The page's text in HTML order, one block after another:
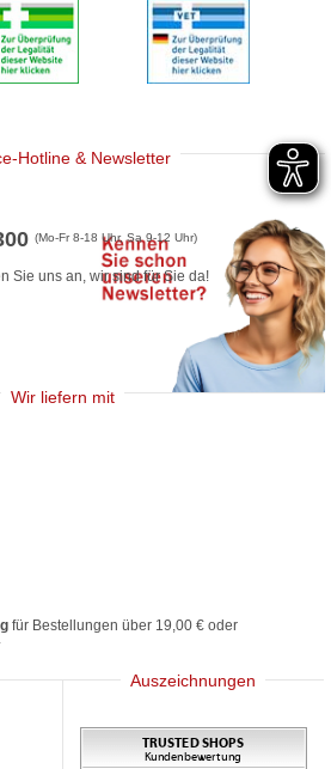
Hotline & Newsletter
(Mo-Fr 8-18 Uhr, Sa 9-12 Uhr)
Sie uns an, wir sind für Sie da!
Wir liefern mit
für Bestellungen über 19,00 € oder
Auszeichnungen